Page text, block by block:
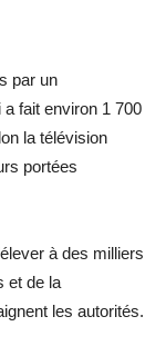
par un
fait environ 1 700
la télévision
portées
à des milliers
et de la
les autorités.